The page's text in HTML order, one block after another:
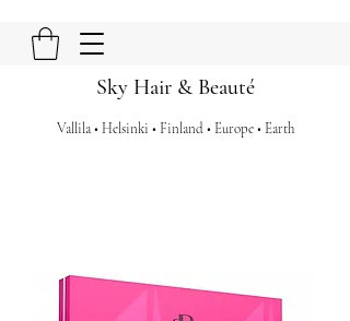
Sky Hair & Beauté
Vallila • Helsinki • Finland • Europe • Earth